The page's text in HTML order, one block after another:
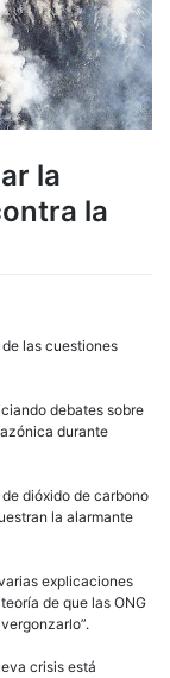
la
la
las cuestiones
debates sobre
durante
dióxido de carbono
la alarmante
explicaciones
de que las ONG
crisis está